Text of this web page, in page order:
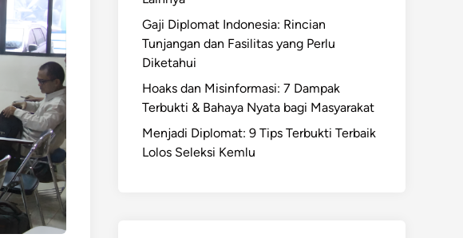
Gaji Diplomat Indonesia: Rincian
Tunjangan dan Fasilitas yang Perlu
Diketahui
Hoaks dan Misinformasi: 7 Dampak
Terbukti & Bahaya Nyata bagi Masyarakat
Menjadi Diplomat: 9 Tips Terbukti Terbaik
Lolos Seleksi Kemlu